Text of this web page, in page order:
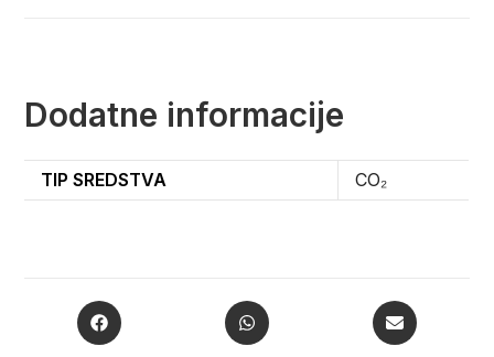
Dodatne informacije
TIP SREDSTVA CO₂